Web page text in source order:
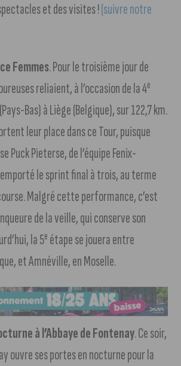
et des visites !(suivre notre
Femmes. Pour le troisième jour de
reliaient, à l’occasion de la 4e
Bas) à Liège (Belgique), sur 122,7 km.
leur place dans ce Tour, puisque
PuckPieterse, de l’équipe Fenix-
le sprint final à trois, au terme
Malgré cette performance, c’est
de la veille, qui conserve son
la 5e étape se jouera entre
et Amnéville, en Moselle.
à l’Abbaye de Fontenay. Ce soir,
ouvre ses portes en nocturne pour la